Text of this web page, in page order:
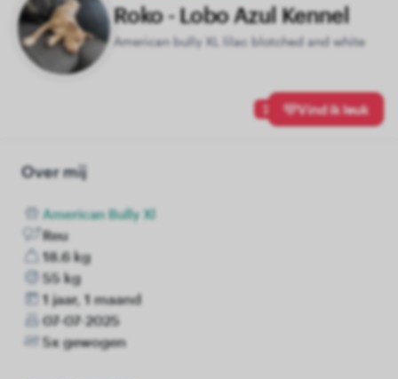
Roko - Lobo Azul Kennel
American bully XL lilac blotched and white
2 Vind ik leuk
Over mij
American Bully Xl
Reu
18.6 kg
55 kg
1 jaar, 1 maand
07-07-2025
5x gewogen